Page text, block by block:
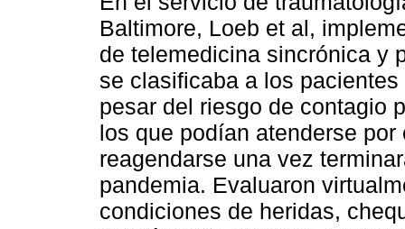
Baltimore, Loeb et al,
de telemedicina sincrónica y
se clasificaba a los
pesar del riesgo de contagio
los que podían atenderse
reagendarse una vez
pandemia. Evaluaron
condiciones de heridas,